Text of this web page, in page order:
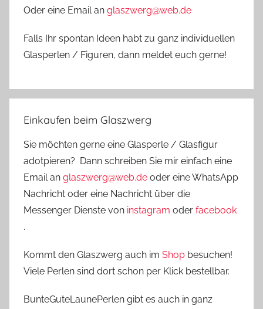
Oder eine Email an glaszwerg@web.de
Falls Ihr spontan Ideen habt zu ganz individuellen
Glasperlen / Figuren, dann meldet euch gerne!
Einkaufen beim Glaszwerg
Sie möchten gerne eine Glasperle / Glasfigur
adotpieren? Dann schreiben Sie mir einfach eine
Email an glaszwerg@web.de oder eine WhatsApp
Nachricht oder eine Nachricht über die
Messenger Dienste von instagram oder facebook
.
Kommt den Glaszwerg auch im Shop besuchen!
Viele Perlen sind dort schon per Klick bestellbar.
BunteGuteLaunePerlen gibt es auch in ganz